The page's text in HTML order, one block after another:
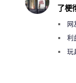
了梗
网
绕梁”
利
曾将玩